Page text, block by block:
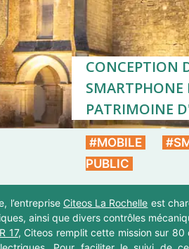
CONCEPTION
SMARTPHONE
PATRIMOINE
#MOBILE
PUBLIC
l’entreprise Citeos La Rochelle est
ainsi que divers contrôles
17, Citeos remplit cette mission sur